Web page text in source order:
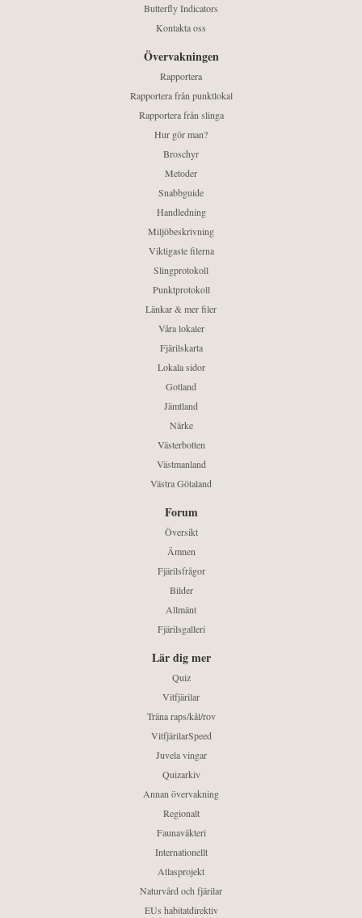
Butterfly Indicators
Kontakta oss
Övervakningen
Rapportera
Rapportera från punktlokal
Rapportera från slinga
Hur gör man?
Broschyr
Metoder
Snabbguide
Handledning
Miljöbeskrivning
Viktigaste filerna
Slingprotokoll
Punktprotokoll
Länkar & mer filer
Våra lokaler
Fjärilskarta
Lokala sidor
Gotland
Jämtland
Närke
Västerbotten
Västmanland
Västra Götaland
Forum
Översikt
Ämnen
Fjärilsfrågor
Bilder
Allmänt
Fjärilsgalleri
Lär dig mer
Quiz
Vitfjärilar
Träna raps/kål/rov
VitfjärilarSpeed
Juvela vingar
Quizarkiv
Annan övervakning
Regionalt
Faunaväkteri
Internationellt
Atlasprojekt
Naturvård och fjärilar
EUs habitatdirektiv